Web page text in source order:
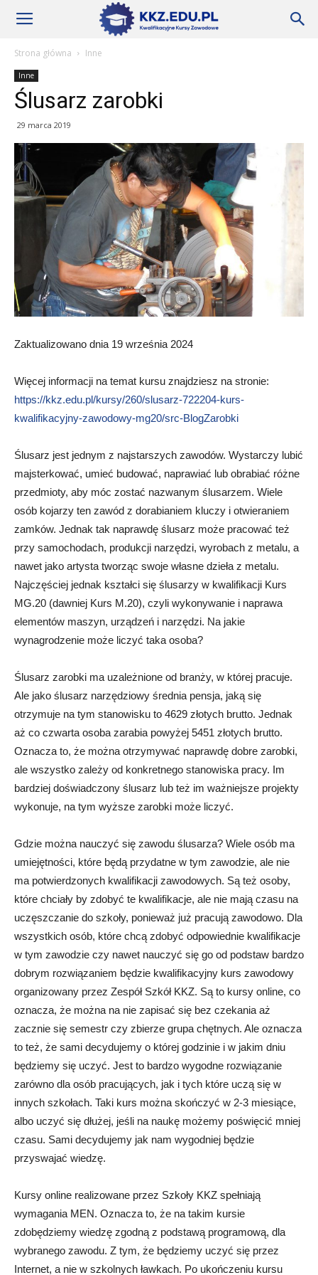
Szkoły
KKZ
Aktualności
Strona główna Inne
Inne
Ślusarz zarobki
29 marca 2019
Zaktualizowano dnia 19 września 2024
Więcej informacji na temat kursu znajdziesz na stronie:
https://kkz.edu.pl/kursy/260/slusarz-722204-kurs-
kwalifikacyjny-zawodowy-mg20/src-BlogZarobki
Ślusarz jest jednym z najstarszych zawodów. Wystarczy lubić
majsterkować, umieć budować, naprawiać lub obrabiać różne
przedmioty, aby móc zostać nazwanym ślusarzem. Wiele
osób kojarzy ten zawód z dorabianiem kluczy i otwieraniem
zamków. Jednak tak naprawdę ślusarz może pracować też
przy samochodach, produkcji narzędzi, wyrobach z metalu, a
nawet jako artysta tworząc swoje własne dzieła z metalu.
Najczęściej jednak kształci się ślusarzy w kwalifikacji Kurs
MG.20 (dawniej Kurs M.20), czyli wykonywanie i naprawa
elementów maszyn, urządzeń i narzędzi. Na jakie
wynagrodzenie może liczyć taka osoba?
Ślusarz zarobki ma uzależnione od branży, w której pracuje.
Ale jako ślusarz narzędziowy średnia pensja, jaką się
otrzymuje na tym stanowisku to 4629 złotych brutto. Jednak
aż co czwarta osoba zarabia powyżej 5451 złotych brutto.
Oznacza to, że można otrzymywać naprawdę dobre zarobki,
ale wszystko zależy od konkretnego stanowiska pracy. Im
bardziej doświadczony ślusarz lub też im ważniejsze projekty
wykonuje, na tym wyższe zarobki może liczyć.
Gdzie można nauczyć się zawodu ślusarza? Wiele osób ma
umiejętności, które będą przydatne w tym zawodzie, ale nie
ma potwierdzonych kwalifikacji zawodowych. Są też osoby,
które chciały by zdobyć te kwalifikacje, ale nie mają czasu na
uczęszczanie do szkoły, ponieważ już pracują zawodowo. Dla
wszystkich osób, które chcą zdobyć odpowiednie kwalifikacje
w tym zawodzie czy nawet nauczyć się go od podstaw bardzo
dobrym rozwiązaniem będzie kwalifikacyjny kurs zawodowy
organizowany przez Zespół Szkół KKZ. Są to kursy online, co
oznacza, że można na nie zapisać się bez czekania aż
zacznie się semestr czy zbierze grupa chętnych. Ale oznacza
to też, że sami decydujemy o której godzinie i w jakim dniu
będziemy się uczyć. Jest to bardzo wygodne rozwiązanie
zarówno dla osób pracujących, jak i tych które uczą się w
innych szkołach. Taki kurs można skończyć w 2-3 miesiące,
albo uczyć się dłużej, jeśli na naukę możemy poświęcić mniej
czasu. Sami decydujemy jak nam wygodniej będzie
przyswajać wiedzę.
Kursy online realizowane przez Szkoły KKZ spełniają
wymagania MEN. Oznacza to, że na takim kursie
zdobędziemy wiedzę zgodną z podstawą programową, dla
wybranego zawodu. Z tym, że będziemy uczyć się przez
Internet, a nie w szkolnych ławkach. Po ukończeniu kursu